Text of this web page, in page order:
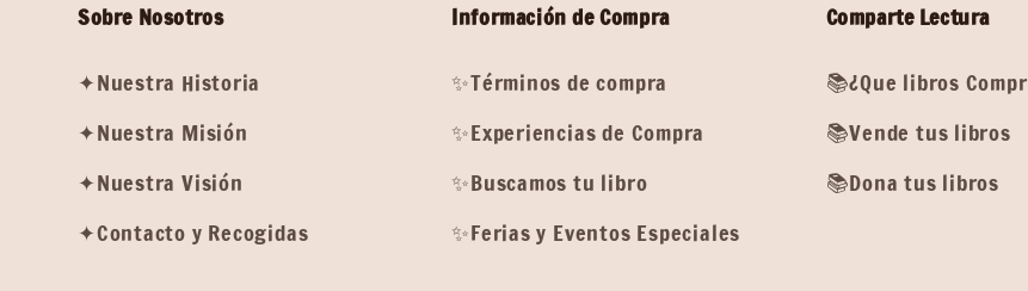
Sobre Nosotros
✦Nuestra Historia
✦Nuestra Misión
✦Nuestra Visión
✦Contacto y Recogidas
Información de Compra
✨Términos de compra
✨Experiencias de Compra
✨Buscamos tu libro
✨Ferias y Eventos Especiales
Comparte Lectura
📚¿Que libros
📚Vende tus libros
📚Dona tus libros